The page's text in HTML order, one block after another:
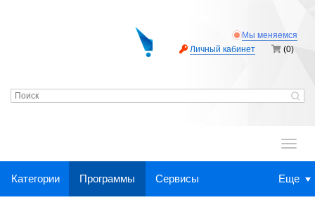
Мы меняемся
Личный кабинет
(0)
.
Категории Программы Сервисы Еще